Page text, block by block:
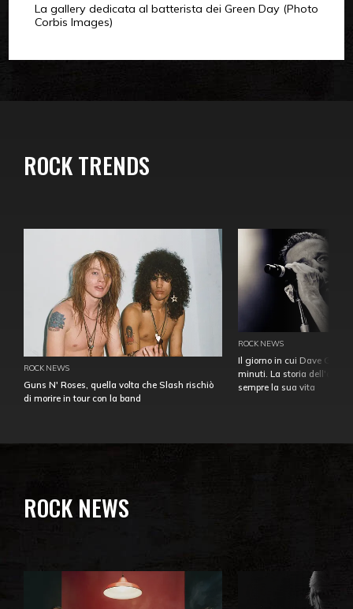
La gallery dedicata al batterista dei Green Day (Photo
Corbis Images)
ROCK TRENDS
ROCK NEWS
Guns N' Roses, quella volta che Slash rischiò
di morire in tour con la band
ROCK NEWS
Il giorno in cui Dave
minuti. La storia
sempre la sua vita
ROCK NEWS